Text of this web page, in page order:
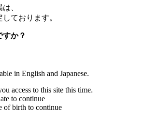
、
ております。
すか？
in English and Japanese.
access to this site this time.
to continue
of birth to continue